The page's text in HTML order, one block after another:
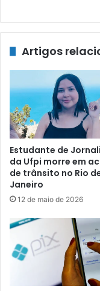
Artigos
Estudante de
da Ufpi morre em
de trânsito no Rio
Janeiro
12 de maio de 2026